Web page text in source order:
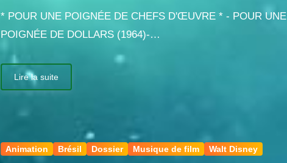
* POUR UNE POIGNÉE DE CHEFS D'ŒUVRE * - POUR UNE
POIGNÉE DE DOLLARS (1964)-…
Lire la suite
Animation Brésil Dossier Musique de film Walt Disney